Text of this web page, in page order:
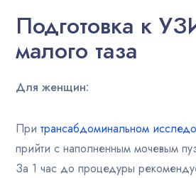
Подготовка к
малого таза
Для женщин:
Притрансабдоминальном
прийти с наполненным мочевым
За 1 час до процедуры